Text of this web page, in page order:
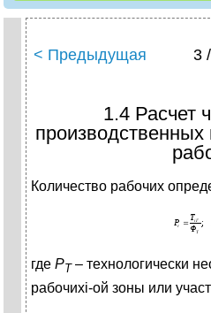
< Предыдущая 3
1.4 Расчет
Количество рабочих
где PТ – технологически
рабочихi-ой зоны или